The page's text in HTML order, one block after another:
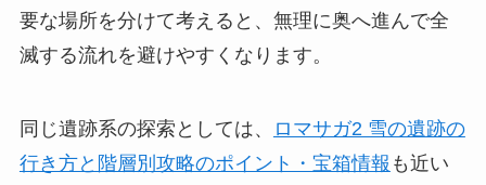
要な場所を分けて考えると、無理に奥へ進んで全
滅する流れを避けやすくなります。
同じ遺跡系の探索としては、
ロマサガ2 雪の遺跡の
行き方と階層別攻略のポイント・宝箱情報 も近い